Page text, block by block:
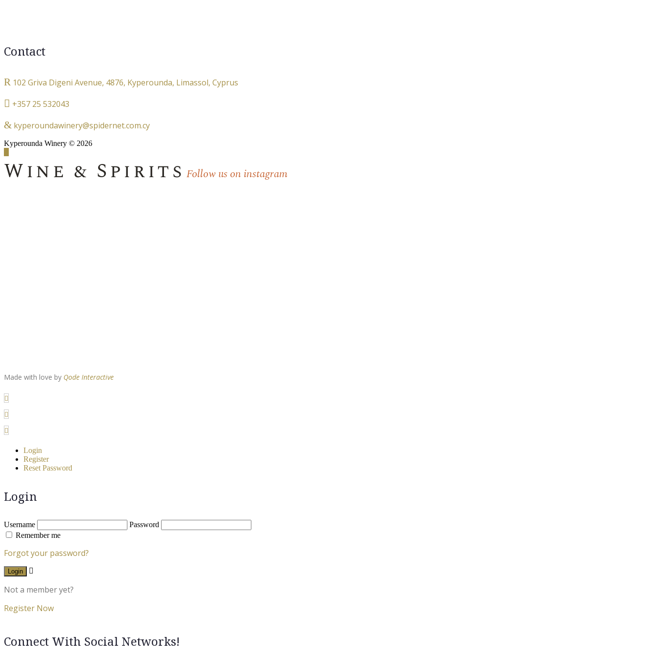
Contact
102 Griva Digeni Avenue, 4876, Kyperounda, Limassol, Cyprus
+357 25 532043
kyperoundawinery@spidernet.com.cy
Kyperounda Winery © 2026
Wine & Spirits Follow us on instagram
Made with love by Qode Interactive
Login
Register
Reset Password
Login
Username
Password
Remember me
Forgot your password?
Login
Not a member yet?
Register Now
Connect With Social Networks!